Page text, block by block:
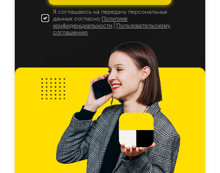
Я соглашаюсь на передачу персональных
данных согласно Политике
конфиденциальности
Пользовательскому
соглашению